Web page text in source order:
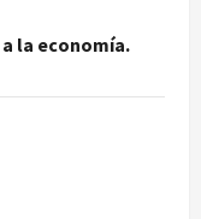
la economía.